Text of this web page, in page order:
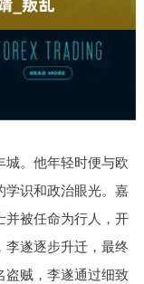
。他年轻时便与欧
学识和政治眼光。嘉
并被任命为行人，开
李遂逐步升迁，最终
盗贼，李遂通过细致